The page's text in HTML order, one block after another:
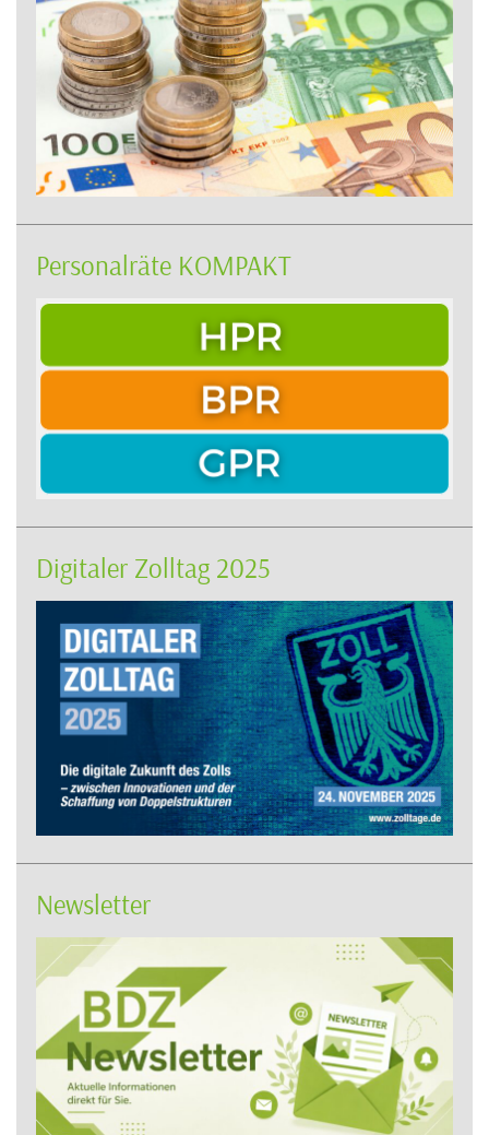
Personalräte KOMPAKT
Digitaler Zolltag 2025
Newsletter